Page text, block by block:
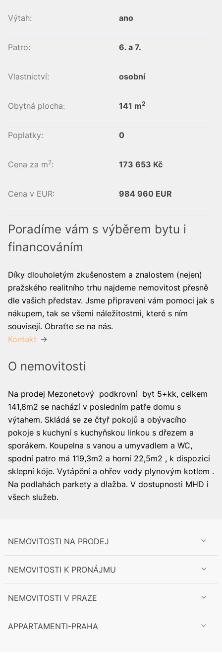
O nemovitosti
Na prodej Mezonetový podkrovní byt 5+kk, celkem
141,8m2 se nachází v posledním patře domu s
výtahem. Skládá se ze čtyř pokojů a obývacího
pokoje s kuchyní s kuchyňskou linkou s dřezem a
sporákem. Koupelna s vanou a umyvadlem a WC,
spodní patro má 119,3m2 a horní 22,5m2 , k dispozici
sklepní kóje. Vytápění a ohřev vody plynovým kotlem .
Na podlahách parkety a dlažba. V dostupnosti MHD i
všech služeb.
Výtah: ano
Patro: 6. a 7.
Vlastnictví: osobní
Obytná plocha: 141 m2
Poplatky: 0
Cena za m2: 173 653 Kč
Cena v EUR: 984 960 EUR
Poradíme vám s výběrem bytu i
financováním
Díky dlouholetým zkušenostem a znalostem (nejen)
pražského realitního trhu najdeme nemovitost přesně
dle vašich představ. Jsme připraveni vám pomoci jak s
nákupem, tak se všemi náležitostmi, které s ním
souvisejí. Obraťte se na nás.
Kontakt
NEMOVITOSTI NA PRODEJ
NEMOVITOSTI K PRONÁJMU
NEMOVITOSTI V PRAZE
APPARTAMENTI-PRAHA